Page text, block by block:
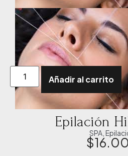
Añadir al carrito
Epilación
SPA
$